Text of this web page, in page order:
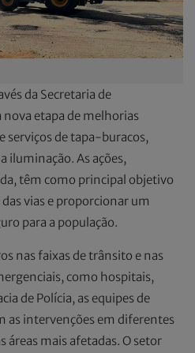
da Secretaria de
etapa de melhorias
serviços de tapa-buracos,
iluminação. As ações,
têm como principal objetivo
vias e proporcionar um
para a população.
nas faixas de trânsito e nas
como hospitais,
de Polícia, as equipes de
as intervenções em diferentes
áreas mais afetadas. O setor